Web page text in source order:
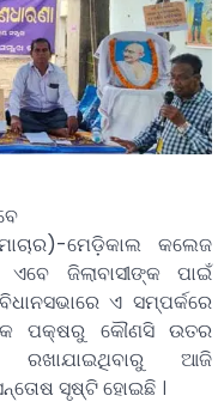
ମେଡ଼ିକାଲ କଲେଜ
ଜିଲାବାସୀଙ୍କ ପାଇଁ
ଏ ସମ୍ପର୍କରେ
ପକ୍ଷରୁ କୌଣସି ଉତର
ଆଜି
ସୃଷ୍ଟି ହୋଇଛି ।